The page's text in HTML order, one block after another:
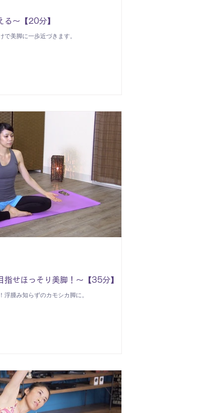
る〜【20分】
美脚に一歩近づきます。
指せほっそり美脚！～【35分】
腫み知らずのカモシカ脚に。